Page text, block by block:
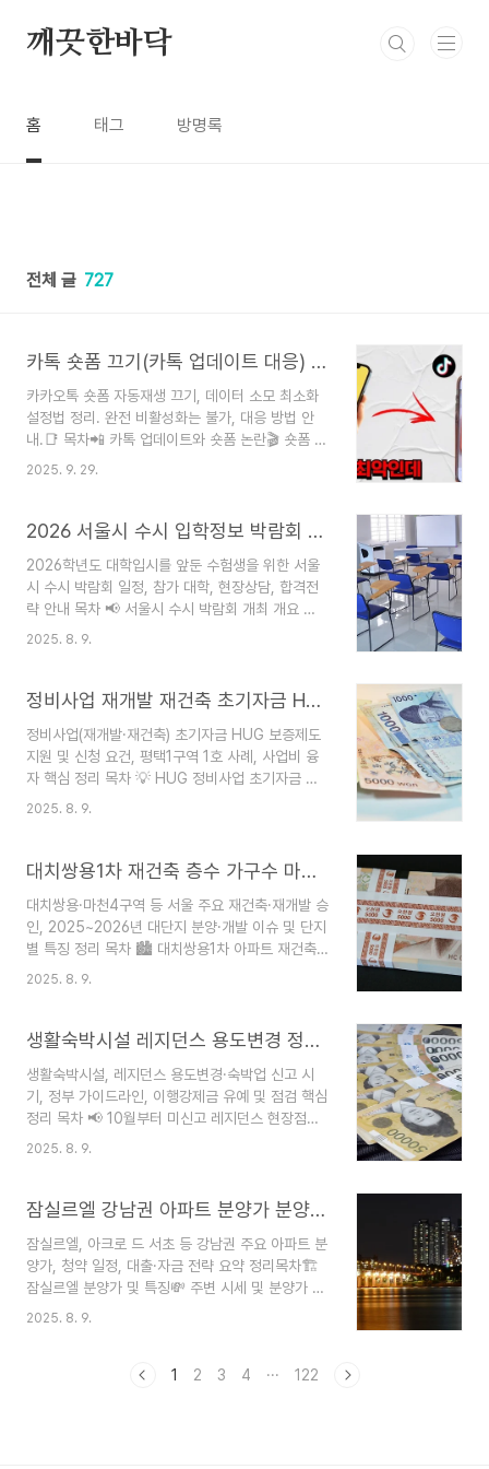
깨끗한바닥
홈 태그 방명록
전체 글 727
카톡 숏폼 끄기(카톡 업데이트 대응) 최신버전 차단 설정가이드
카카오톡 숏폼 자동재생 끄기, 데이터 소모 최소화
설정법 정리. 완전 비활성화는 불가, 대응 방법 안
내.📑 목차📲 카톡 업데이트와 숏폼 논란🎬 숏폼 자
동재생 끄기 방법🔋 데이터·배터리 절약 설정🚫 숏
그램처럼 숏폼 동영상 기능을 추가하며 많은 이용자
데이터와 배터리 소모가 크다는 점이 주된 불만입니
다.숏폼의 자동재생 기능 때문에 특히 모바일 환경
에서 불필요한 리소스가 낭비될 수 있습니다.🎬 숏
폼 자동재생 끄기 방법설정 메뉴단계[카카오톡 설
생]W..
2025. 9. 29.
2026 서울시 수시 입학정보 박람회 참가 대학 신청 방법 일정
2026학년도 대학입시를 앞둔 수험생을 위한 서울
시 수시 박람회 일정, 참가 대학, 현장상담, 합격전
략 안내 목차 📢 서울시 수시 박람회 개최 개요 🎓
참가 대학 & 상담 방식 📝 현장상담 및 특강 프로그
2026학년도 대학입시 수험생을 위해 대규모 수시
봐’ 박람회 일시: 2025년 8월 9일(토) 장소: 서울
시청 8층 다목적홀 대상: 사전 신청 수험생 600명
취지: 입시정보 취약계층 및 일반 수험생 지원, 실전
맞춤 진학 전략 제시🎓 참가 대학 & 상담 방식
2025. 8. 9.
정비사업 재개발 재건축 초기자금 HUG 보증제도 신청 방법
정비사업(재개발·재건축) 초기자금 HUG 보증제도
지원 및 신청 요건, 평택1구역 1호 사례, 사업비 융
자 핵심 정리 목차 💡 HUG 정비사업 초기자금 보
증제도란? 🏆 1호 사례: 평택1구역 🔑 보증 상품 주
기자금 보증제도란?HUG(주택도시보증공사)가
보증은초기 단계(사업시행인가 이전)의 재건축·재개
발 조합이 사업비(용역비, 운영비, 총회비 등)를 원
활히 마련할 수 있도록 지원하는 상품입니다.보증을
통해 신속한 자금 조달이 가능해 사업 추진 속도를
2025. 8. 9.
대치쌍용1차 재건축 층수 가구수 마천4구역 재개발 착공일정 분양정보
대치쌍용·마천4구역 등 서울 주요 재건축·재개발 승
인, 2025~2026년 대단지 분양·개발 이슈 및 단지
별 특징 정리 목차 🏙️ 대치쌍용1차 아파트 재건축
개요 🌄 마천4구역 대단지 개발 🚇 흑석9구역 재개
🏙️ 대치쌍용1차 아파트 재건축 개요서울 강남구의
구 대단지로 재건축됩니다. 1983년 준공, 기존
630가구 → 6개동 999가구(공공임대 132가구) 지
하철 3호선 학여울역 도보권 최신 수변 친화·지역공
공시설, 키즈카페, 돌봄센터, 어린이집 등 커뮤니티
2025. 8. 9.
생활숙박시설 레지던스 용도변경 정부 점검과 신고 방법
생활숙박시설, 레지던스 용도변경·숙박업 신고 시
기, 정부 가이드라인, 이행강제금 유예 및 점검 핵심
정리 목차 📢 10월부터 미신고 레지던스 현장점검
실시 ❓ 왜 지금 반드시 신고·용도변경 해야 하나?
예 혜택 ❗ 주요 Q&A 및 실무 팁 📢 10월부터 미신
터 주거용 생활숙박시설(레지던스) 중숙박업 신고나
용도변경 신청을 하지 않은 곳을 현장 점검합니다.
지금까지 미신고된 레지던스는 약 4만3,000실에
달합니다.다음달(9월)까지 신고·신청을 마치면
2025. 8. 9.
잠실르엘 강남권 아파트 분양가 분양일정 청약홈 청약전략 꿀팁
잠실르엘, 아크로 드 서초 등 강남권 주요 아파트 분
양가, 청약 일정, 대출·자금 전략 요약 정리목차🏗️
잠실르엘 분양가 및 특징💸 주변 시세 및 분양가 비
교🗓️ 청약일정/신청 방법💰 대출·자금 조달 전략🏠
기 잠실르엘의 3.3㎡당 분양가 6,100만원 확정!
2025. 8. 9.
1 2 3 4 ··· 122